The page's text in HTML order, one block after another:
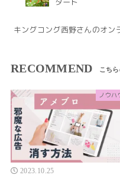
キングコング西野さんのオン
RECOMMEND
ノウハ
2023.10.25